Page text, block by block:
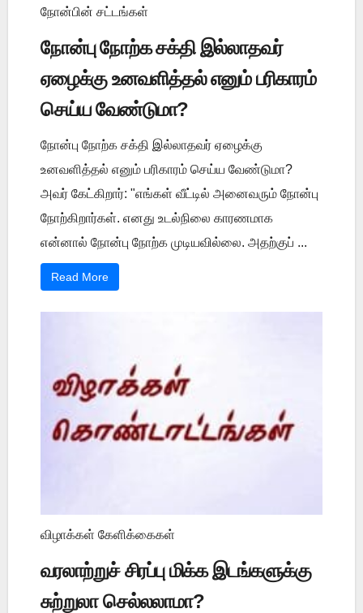
நோன்பின் சட்டங்கள்
நோன்பு நோற்க சக்தி இல்லாதவர்
ஏழைக்கு உனவளித்தல் எனும் பரிகாரம்
செய்ய வேண்டுமா?
நோன்பு நோற்க சக்தி இல்லாதவர் ஏழைக்கு
உனவளித்தல் எனும் பரிகாரம் செய்ய வேண்டுமா?
அவர் கேட்கிறார்: "எங்கள் வீட்டில் அனைவரும் நோன்பு
நோற்கிறார்கள். எனது உடல்நிலை காரணமாக
என்னால் நோன்பு நோற்க முடியவில்லை. அதற்குப் ...
Read More
விழாக்கள் கேளிக்கைகள்
வரலாற்றுச் சிரப்பு மிக்க இடங்களுக்கு
சுற்றுலா செல்லலாமா?